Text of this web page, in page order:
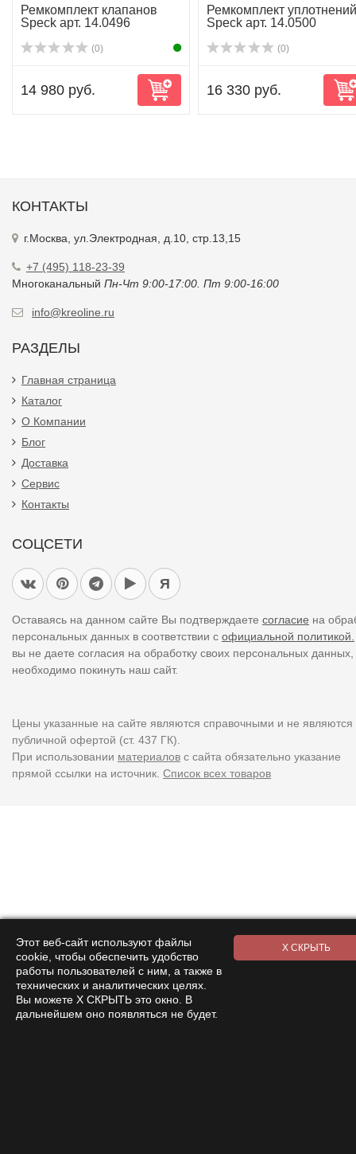
Ремкомплект клапанов
Speck арт. 14.0496
(0)
14 980 руб.
Ремкомплект уплотнений
Speck арт. 14.0500
(0)
16 330 руб.
КОНТАКТЫ
г.Москва, ул.Электродная, д.10, стр.13,15
+7 (495) 118-23-39
Многоканальный Пн-Чт 9:00-17:00. Пт 9:00-16:00
info@kreoline.ru
РАЗДЕЛЫ
Главная страница
Каталог
О Компании
Блог
Доставка
Сервис
Контакты
СОЦСЕТИ
Я
Оставаясь на данном сайте Вы подтверждаете согласие на
персональных данных в соответствии с официальной политикой.
вы не даете согласия на обработку своих персональных
необходимо покинуть наш сайт.
Цены указанные на сайте являются справочными и не являются
публичной офертой (ст. 437 ГК).
При использовании материалов с сайта обязательно указание
прямой ссылки на источник. Список всех товаров
Этот веб-сайт используют файлы
cookie, чтобы обеспечить удобство
работы пользователей с ним, а также в
технических и аналитических целях.
Вы можете Х СКРЫТЬ это окно. В
дальнейшем оно появляться не будет.